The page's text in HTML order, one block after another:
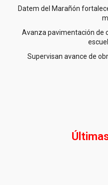
Datem del Marañón
Avanza pavimentación de
Supervisan avance de